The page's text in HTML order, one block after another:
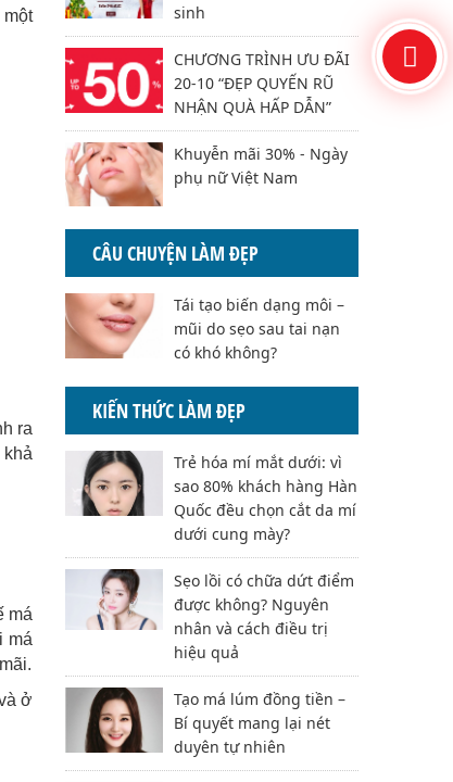
ra
má
má
ở
sinh
CHƯƠNG TRÌNH ƯU ĐÃI
20-10 “ĐẸP QUYẾN RŨ
NHẬN QUÀ HẤP DẪN”
Khuyễn mãi 30% - Ngày
phụ nữ Việt Nam
CÂU CHUYỆN LÀM ĐẸP
Tái tạo biến dạng môi –
mũi do sẹo sau tai nạn
có khó không?
KIẾN THỨC LÀM ĐẸP
Trẻ hóa mí mắt dưới: vì
sao 80% khách hàng Hàn
Quốc đều chọn cắt da mí
dưới cung mày?
Sẹo lồi có chữa dứt điểm
được không? Nguyên
nhân và cách điều trị
hiệu quả
Tạo má lúm đồng tiền –
Bí quyết mang lại nét
duyên tự nhiên